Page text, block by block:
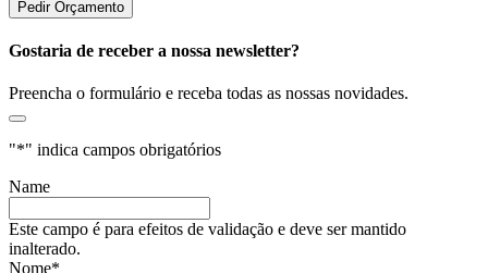
Gostaria de receber a nossa newsletter?
Preencha o formulário e receba todas as nossas novidades.
"*" indica campos obrigatórios
Name
Este campo é para efeitos de validação e deve ser mantido
inalterado.
Nome*